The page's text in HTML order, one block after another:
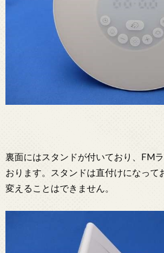
裏面にはスタンドが付いており、FM
おります。スタンドは直付けになって
変えることはできません。